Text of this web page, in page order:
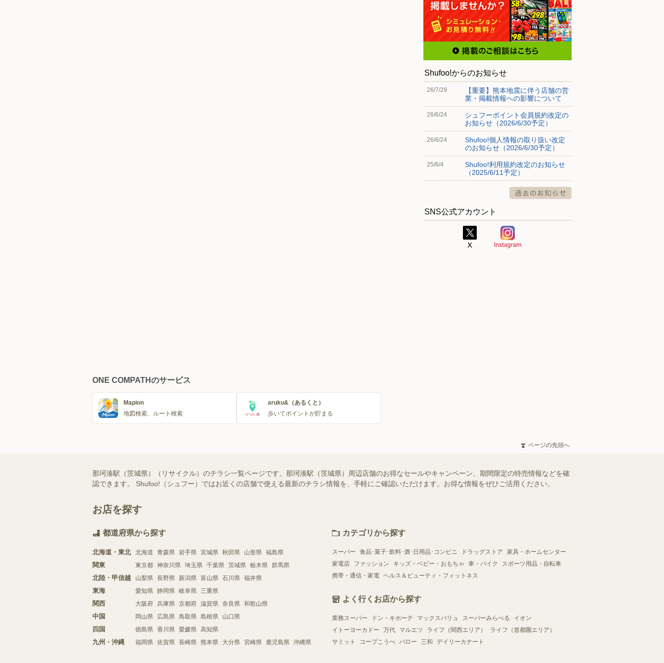
Shufoo!からのお知らせ
26/7/29
【重要】熊本地震に伴う店舗の営
業・掲載情報への影響について
26/6/24
シュフーポイント会員規約改定の
お知らせ（2026/6/30予定）
26/6/24
Shufoo!個人情報の取り扱い改定
のお知らせ（2026/6/30予定）
25/6/4
Shufoo!利用規約改定のお知らせ
（2025/6/11予定）
SNS公式アカウント
ONE COMPATHのサービス
Mapion
地図検索、ルート検索
aruku&（あるくと）
歩いてポイントが貯まる
ページの先頭へ
那珂湊駅（茨城県）（リサイクル）のチラシ一覧ページです。那珂湊駅（茨城県）周辺店舗のお得なセールやキャンペーン、期間限定の特売情報などを確
認できます。 Shufoo!（シュフー）ではお近くの店舗で使える最新のチラシ情報を、手軽にご確認いただけます。お得な情報をぜひご活用ください。
お店を探す
都道府県から探す
北海道・東北 北海道 青森県 岩手県 宮城県 秋田県 山形県 福島県
関東 東京都 神奈川県 埼玉県 千葉県 茨城県 栃木県 群馬県
北陸・甲信越 山梨県 長野県 新潟県 富山県 石川県 福井県
東海 愛知県 静岡県 岐阜県 三重県
関西 大阪府 兵庫県 京都府 滋賀県 奈良県 和歌山県
中国 岡山県 広島県 鳥取県 島根県 山口県
四国 徳島県 香川県 愛媛県 高知県
九州・沖縄 福岡県 佐賀県 長崎県 熊本県 大分県 宮崎県 鹿児島県 沖縄県
カテゴリから探す
スーパー 食品･菓子･飲料･酒･日用品･コンビニ ドラッグストア
家具・ホームセンター
家電店
ファッション キッズ・ベビー・おもちゃ 車・バイク
スポーツ用品・自転車
携帯・通信・家電 ヘルス＆ビューティ・フィットネス
よく行くお店から探す
業務スーパー ドン・キホーテ マックスバリュ スーパーみらべる
イオン
イトーヨーカドー
万代 マルエツ ライフ（関西エリア）
ライフ（首都圏エリア）
サミット
コープこうべ バロー 三和 デイリーカナート